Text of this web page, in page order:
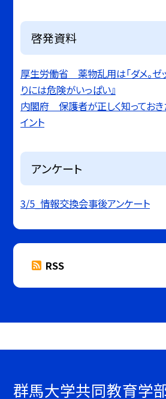
啓発資料
厚生労働省 薬物乱用は「ダメ。ゼッ
りには危険がいっぱい』
内閣府 保護者が正しく知ってお
イント
アンケート
3/5_情報交換会事後アンケート
RSS
群馬大学共同教育学